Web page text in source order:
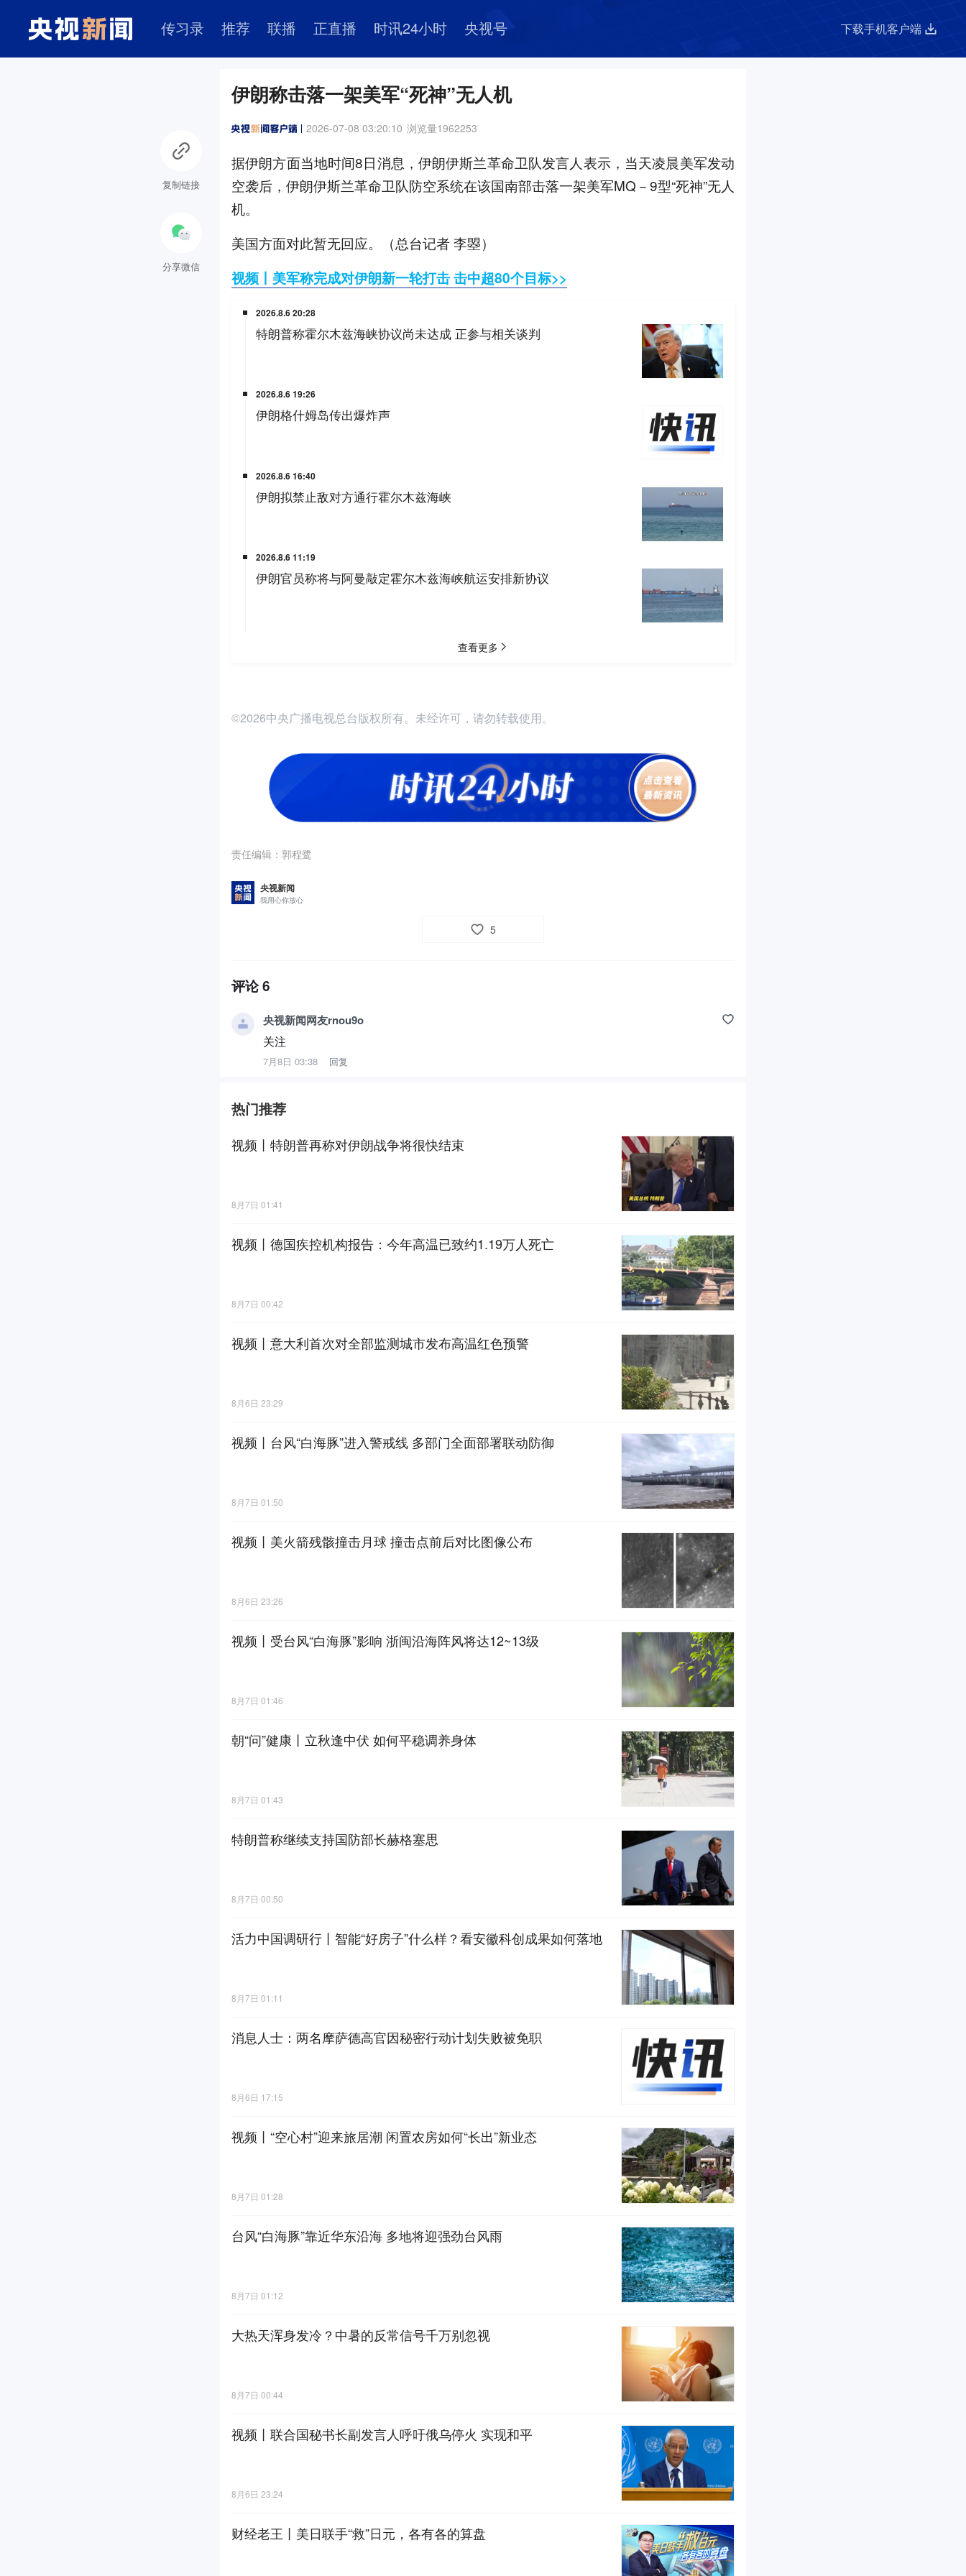
传习录 推荐 联播 正直播 时讯24小时 央视号 下载手机客户端
伊朗称击落一架美军“死神”无人机
2026-07-08 03:20:10 浏览量1962253
据伊朗方面当地时间8日消息，伊朗伊斯兰革命卫队发言人表示，当天凌晨美军发动
空袭后，伊朗伊斯兰革命卫队防空系统在该国南部击落一架美军MQ－9型“死神”无人
机。
美国方面对此暂无回应。（总台记者 李曌）
视频丨美军称完成对伊朗新一轮打击 击中超80个目标>>
©2026中央广播电视总台版权所有。未经许可，请勿转载使用。
责任编辑： 郭程鹭
央视新闻
我用心你放心
5
评论6
央视新闻网友rnou9o
关注
7月8日 03:38 回复
热门推荐
视频丨特朗普再称对伊朗战争将很快结束
8月7日 01:41
视频丨德国疾控机构报告：今年高温已致约1.19万人死亡
8月7日 00:42
视频丨意大利首次对全部监测城市发布高温红色预警
8月6日 23:29
视频丨台风“白海豚”进入警戒线 多部门全面部署联动防御
8月7日 01:50
视频丨美火箭残骸撞击月球 撞击点前后对比图像公布
8月6日 23:26
视频丨受台风“白海豚”影响 浙闽沿海阵风将达12~13级
8月7日 01:46
朝“问”健康丨立秋逢中伏 如何平稳调养身体
8月7日 01:43
特朗普称继续支持国防部长赫格塞思
8月7日 00:50
活力中国调研行丨智能“好房子”什么样？看安徽科创成果如何落地
8月7日 01:11
消息人士：两名摩萨德高官因秘密行动计划失败被免职
8月6日 17:15
视频丨“空心村”迎来旅居潮 闲置农房如何“长出”新业态
8月7日 01:28
台风“白海豚”靠近华东沿海 多地将迎强劲台风雨
8月7日 01:12
大热天浑身发冷？中暑的反常信号千万别忽视
8月7日 00:44
视频丨联合国秘书长副发言人呼吁俄乌停火 实现和平
8月6日 23:24
财经老王丨美日联手“救”日元，各有各的算盘
复制链接
分享微信